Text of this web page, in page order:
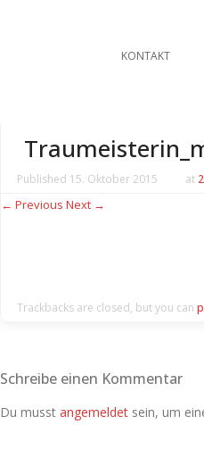
KONTAKT
Published 15. Oktober 2015 at
← Previous Next →
Trackbacks are closed, but you can
Schreibe einen Kommentar
Du musst angemeldet sein, um